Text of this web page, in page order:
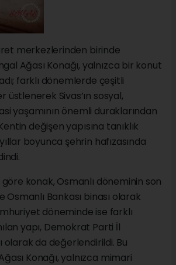
merkezlerinden birinde
Ağası Konağı, yalnızca bir konut
farklı dönemlerde çeşitli
üstlenerek Sivas’ın sosyal,
yaşamının önemli duraklarından
değişen yapısına tanıklık
boyunca şehrin hafızasında
göre konak, Osmanlı döneminin son
Osmanlı Bankası binası olarak
döneminde ise farklı
yapı, Demokrat Parti İl
olarak da değerlendirildi. Bu
Konağı, yalnızca mimari